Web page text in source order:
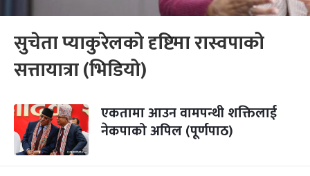
सुचेता प्याकुरेलको दृष्टिमा रास्वपाको
सत्तायात्रा (भिडियो)
एकतामा आउन वामपन्थी शक्तिलाई
नेकपाको अपिल (पूर्णपाठ)